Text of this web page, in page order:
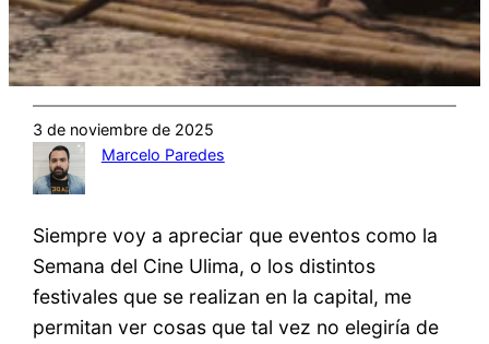
3 de noviembre de 2025
Marcelo Paredes
Siempre voy a apreciar que eventos como la
Semana del Cine Ulima, o los distintos
festivales que se realizan en la capital, me
permitan ver cosas que tal vez no elegiría de